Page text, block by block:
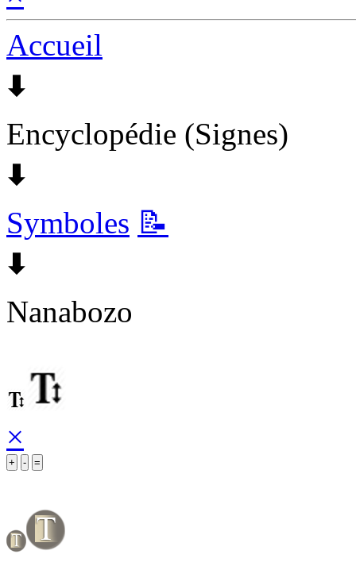
Accueil
🠯
Encyclopédie (Signes)
🠯
Symboles 📝
🠯
Nanabozo
×
+ - =